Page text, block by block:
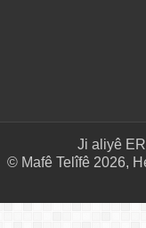
Ji aliyê
© Mafê Telîfê 2026,